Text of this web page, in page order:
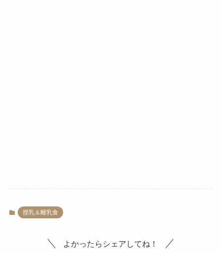
授乳＆離乳食
よかったらシェアしてね！